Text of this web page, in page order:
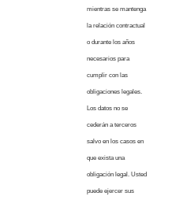
mientras se mantenga
la relación contractual
o durante los años
necesarios para
cumplir con las
obligaciones legales.
Los datos no se
cederán a terceros
salvo en los casos en
que exista una
obligación legal. Usted
puede ejercer sus